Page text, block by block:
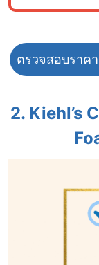
ตรวจสอบราค
2. Kiehl’s